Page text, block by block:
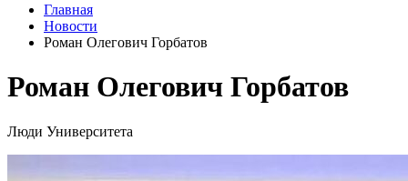
Главная
Новости
Роман Олегович Горбатов
Роман Олегович Горбатов
Люди Университета